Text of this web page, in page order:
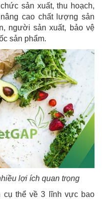
sản xuất, thu hoạch,
cao chất lượng sản
người sản xuất, bảo vệ
sản phẩm.
lợi ích quan trọng
cụ thể về 3 lĩnh vực bao